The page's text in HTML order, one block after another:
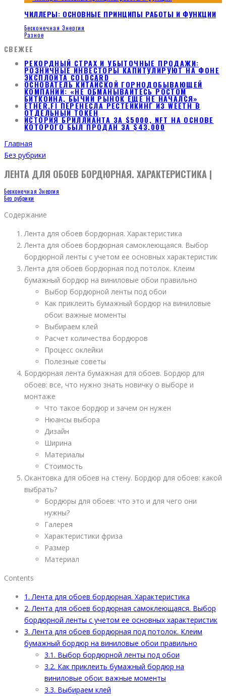
ЧИЛЛЕРЫ: ОСНОВНЫЕ ПРИНЦИПЫ РАБОТЫ И ФУНКЦИИ
Бесконечная Энергия
Разное
СВЕЖЕЕ
РЕКОРДНЫЙ СТРАХ И УБЫТОЧНЫЕ ПРОДАЖИ:
РОЗНИЧНЫЕ ИНВЕСТОРЫ КАПИТУЛИРУЮТ НА ФОНЕ
ЭКСПЛОЙТА COLDCARD
ОСНОВАТЕЛЬ КИТАЙСКОЙ ГОРНОДОБЫВАЮЩЕЙ
КОМПАНИИ: «НЕ ОБМАНЫВАЙТЕСЬ РОСТОМ
БИТКОИНА, БЫЧИЙ РЫНОК ЕЩЕ НЕ НАЧАЛСЯ»
ETHER.FI ПЕРЕНЕСЛА РЕСТЕЙКИНГ ИЗ WEETH В
ОТДЕЛЬНЫЙ ТОКЕН
ИСТОРИЯ БРИЛЛИАНТА ЗА $5000, NFT НА ОСНОВЕ
КОТОРОГО БЫЛ ПРОДАН ЗА $43,000
Главная
Без рубрики
ЛЕНТА ДЛЯ ОБОЕВ БОРДЮРНАЯ. ХАРАКТЕРИСТИКА |
Бесконечная Энергия
Без рубрики
Содержание
Лента для обоев бордюрная. Характеристика
Лента для обоев бордюрная самоклеющаяся. Выбор
бордюрной ленты с учетом ее основных характеристик
Лента для обоев бордюрная под потолок. Клеим
бумажный бордюр на виниловые обои правильно
Выбор бордюрной ленты под обои
Как приклеить бумажный бордюр на виниловые
обои: важные моменты
Выбираем клей
Расчет количества бордюров
Процесс оклейки
Полезные советы
Бордюрная лента бумажная для обоев. Бордюр для
обоев: все, что нужно знать новичку о выборе и
монтаже
Что такое бордюр и зачем он нужен
Нюансы выбора
Дизайн
Ширина
Материалы
Стоимость
Окантовка для обоев на стену. Бордюр для обоев: какой
выбрать?
Бордюры для обоев: что это и для чего они
нужны?
Галерея
Характеристики фриза
Размер
Материал
Contents
1. Лента для обоев бордюрная. Характеристика
2. Лента для обоев бордюрная самоклеющаяся. Выбор
бордюрной ленты с учетом ее основных характеристик
3. Лента для обоев бордюрная под потолок. Клеим
бумажный бордюр на виниловые обои правильно
3.1. Выбор бордюрной ленты под обои
3.2. Как приклеить бумажный бордюр на
виниловые обои: важные моменты
3.3. Выбираем клей